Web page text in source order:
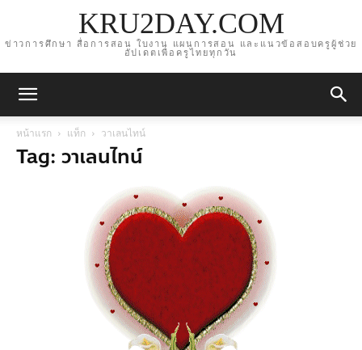
KRU2DAY.COM
ข่าวการศึกษา สื่อการสอน ใบงาน แผนการสอน และแนวข้อสอบครูผู้ช่วย
อัปเดตเพื่อครูไทยทุกวัน
หน้าแรก แท็ก วาเลนไทน์
Tag: วาเลนไทน์